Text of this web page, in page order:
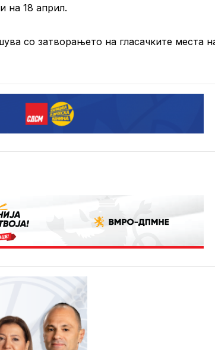
на 18 април.
со затворањето на гласачките места